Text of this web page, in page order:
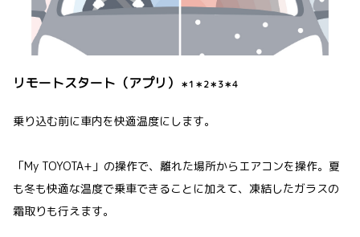
リモートスタート（アプリ） ＊1＊2＊3＊4
乗り込む前に車内を快適温度にします。
「My TOYOTA+」の操作で、離れた場所からエアコンを操作。夏
も冬も快適な温度で乗車できることに加えて、凍結したガラスの
霜取りも行えます。